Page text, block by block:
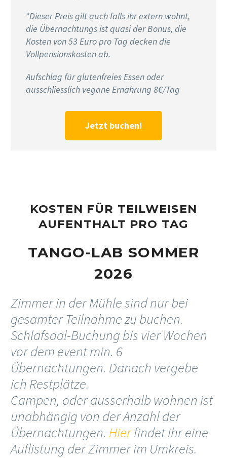
*Dieser Preis gilt auch falls ihr extern wohnt,
die Übernachtungs ist quasi der Bonus, die
Kosten von 53 Euro pro Tag decken die
Vollpensionskosten ab.
Aufschlag für glutenfreies Essen oder
ausschliesslich vegane Ernährung 8€/Tag
Jetzt buchen!
KOSTEN FÜR TEILWEISEN
AUFENTHALT PRO TAG
TANGO-LAB SOMMER
2026
Zimmer in der Mühle sind nur bei
gesamter Teilnahme zu buchen.
Schlafsaal-Buchung bis vier Wochen
vor dem event min. 6
Übernachtungen. Danach vergebe
ich Restplätze.
Campen, oder ausserhalb wohnen ist
unabhängig von der Anzahl der
Übernachtungen. Hierfindet Ihr eine
Auflistung der Zimmer im Umkreis.